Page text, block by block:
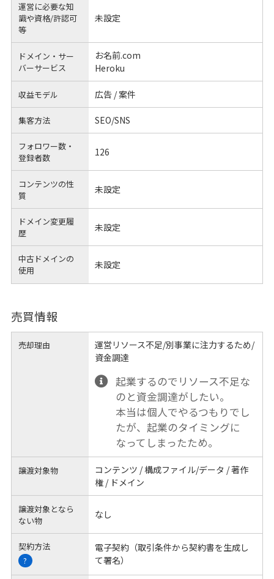
運営に必要な知
識や資格/許認可
等
未設定
ドメイン・サー
バーサービス
お名前.com
Heroku
収益モデル 広告 / 案件
集客方法 SEO/SNS
フォロワー数・
登録者数
126
コンテンツの性
質
未設定
ドメイン変更履
歴
未設定
中古ドメインの
使用
未設定
売買情報
売却理由
運営リソース不足/別事業に注力するため/
資金調達
起業するのでリソース不足な
のと資金調達がしたい。
本当は個人でやるつもりでし
たが、起業のタイミングに
なってしまったため。
譲渡対象物
コンテンツ / 構成ファイル/データ / 著作
権 / ドメイン
譲渡対象となら
ない物
なし
契約方法
?
電子契約（取引条件から契約書を生成し
て署名）